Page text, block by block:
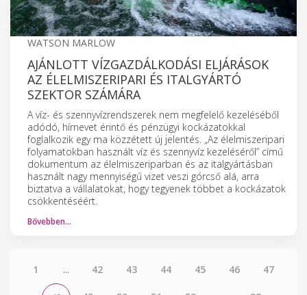
WATSON MARLOW
AJÁNLOTT VÍZGAZDÁLKODÁSI ELJÁRÁSOK
AZ ÉLELMISZERIPARI ÉS ITALGYÁRTÓ
SZEKTOR SZÁMÁRA
A víz- és szennyvízrendszerek nem megfelelő kezeléséből
adódó, hírnevet érintő és pénzügyi kockázatokkal
foglalkozik egy ma közzétett új jelentés. „Az élelmiszeripari
folyamatokban használt víz és szennyvíz kezeléséről” című
dokumentum az élelmiszeriparban és az italgyártásban
használt nagy mennyiségű vizet veszi górcső alá, arra
biztatva a vállalatokat, hogy tegyenek többet a kockázatok
csökkentéséért.
Bővebben…
1 ... 42 43 44 45 46 47